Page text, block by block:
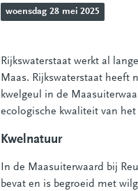
woensdag 28 mei 2025
Rijkswaterstaat werkt al
Maas. Rijkswaterstaat heeft
kwelgeul in de
ecologische kwaliteit van
Kwelnatuur
In de Maasuiterwaard bij
bevat en is begroeid met